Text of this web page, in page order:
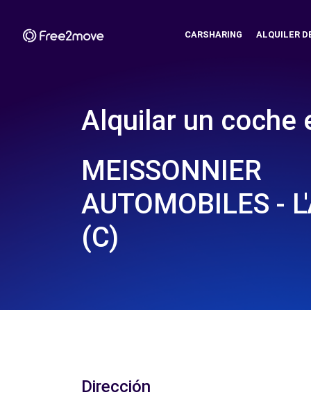
CARSHARING ALQUILER
Alquilar un coche
MEISSONNIER
AUTOMOBILES -
(C)
Dirección